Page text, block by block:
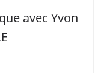
avec Yvon